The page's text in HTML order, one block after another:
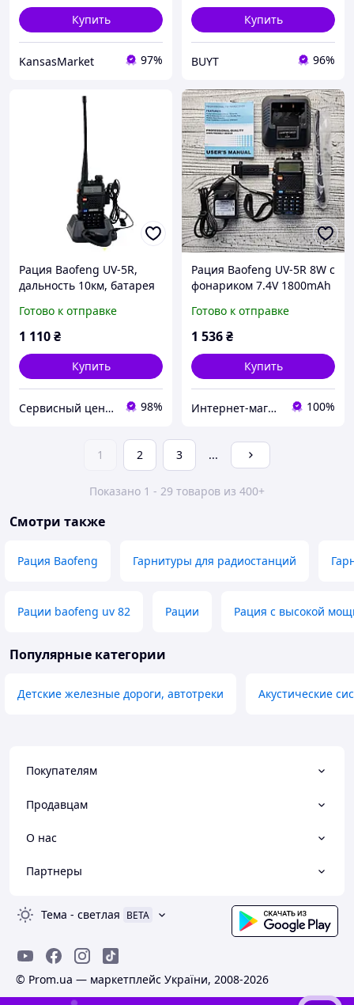
Купить
KansasMarket 97%
Купить
BUYT 96%
Рация Baofeng UV-5R,
дальность 10км, батарея
Готово к отправке
1 110₴
Купить
Сервисный центр Экран 98%
Рация Baofeng UV-5R 8W с
фонариком 7.4V 1800mAh
черный
Готово к отправке
1 536₴
Купить
Интернет-магазин "Он лайн" 100%
1 2 3 ...
Показано 1 - 29 товаров из 400+
Смотри также
Рация Baofeng Гарнитуры для радиостанций
Рации baofeng uv 82 Рации Рация с высокой
Популярные категории
Детские железные дороги, автотреки Акустические
Покупателям
Продавцам
О нас
Партнеры
Тема - светлая BETA
© Prom.ua — маркетплейс України, 2008-2026